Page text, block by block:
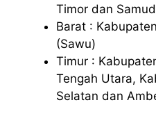
Timor dan
Barat :
(Sawu)
Timur :
Tengah Utara,
Selatan dan